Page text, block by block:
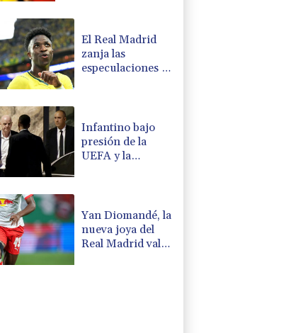
El Real Madrid
zanja las
especulaciones y
Infantino bajo
presión de la
UEFA y la
Yan Diomandé, la
nueva joya del
Real Madrid vale